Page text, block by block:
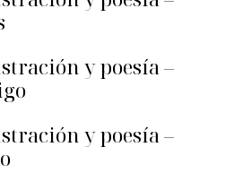
y poesía –
y poesía –